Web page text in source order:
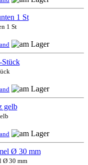
1 St
Ø 30 mm